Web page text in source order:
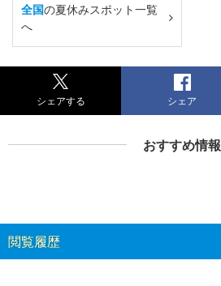
全国の夏休みスポット一覧
へ
シェアする シェア
おすすめ情報
閲覧履歴